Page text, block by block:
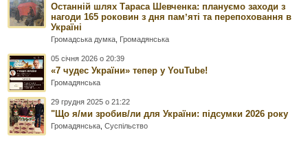
Останній шлях Тараса Шевченка: плануємо заходи з
нагоди 165 роковин з дня памʼяті та перепоховання в
Україні
Громадська думка Громадянська
05 січня 2026 о 20:39
«7 чудес України» тепер у YouTube!
Громадянська
29 грудня 2025 о 21:22
"Що я/ми зробив/ли для України: підсумки 2026 року
Громадянська ,Суспільство